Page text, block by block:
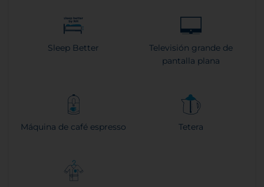
Sleep Better
Televisión grande de
pantalla plana
Máquina de café espresso Tetera